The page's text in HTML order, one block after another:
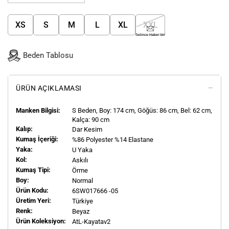
XS S M L XL XXL
Gelince Haber Ver
Beden Tablosu
ÜRÜN AÇIKLAMASI
Manken Bilgisi: S Beden, Boy: 174 cm, Göğüs: 86 cm, Bel: 62 cm,
Kalça: 90 cm
Kalıp:
Dar Kesim
Kumaş İçeriği:
%86 Polyester %14 Elastane
Yaka:
U Yaka
Kol:
Askılı
Kumaş Tipi:
Örme
Boy:
Normal
Ürün Kodu:
6SW017666 -05
Üretim Yeri:
Türkiye
Renk:
Beyaz
Ürün Koleksiyon:
AtL-Kayatav2